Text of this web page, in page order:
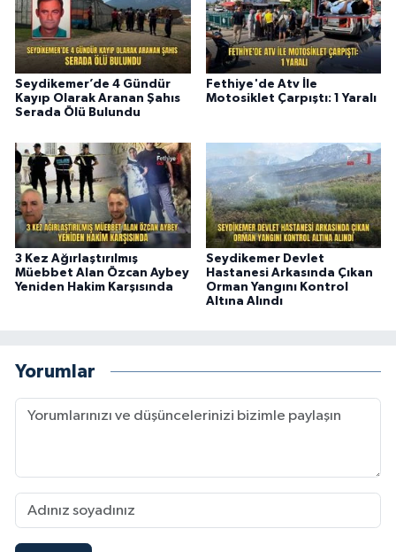
Seydikemer’de 4 Gündür
Kayıp Olarak Aranan Şahıs
Serada Ölü Bulundu
Fethiye'de Atv İle
Motosiklet Çarpıştı: 1 Yaralı
3 Kez Ağırlaştırılmış
Müebbet Alan Özcan Aybey
Yeniden Hakim Karşısında
Seydikemer Devlet
Hastanesi Arkasında Çıkan
Orman Yangını Kontrol
Altına Alındı
Yorumlar